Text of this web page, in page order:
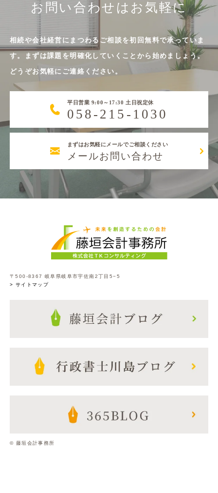
お問い合わせはお気軽に
相続や会社経営にまつわるご相談を初回無料で承っていま
す。まずは課題を明確化していくことから始めましょう。
どうぞお気軽にご連絡ください。
平日営業 9:00～17:30 土日祝定休
058-215-1030
まずはお気軽にメールでご相談ください
メールお問い合わせ
〒500-8367 岐阜県岐阜市宇佐南2丁目5−5
> サイトマップ
© 藤垣会計事務所